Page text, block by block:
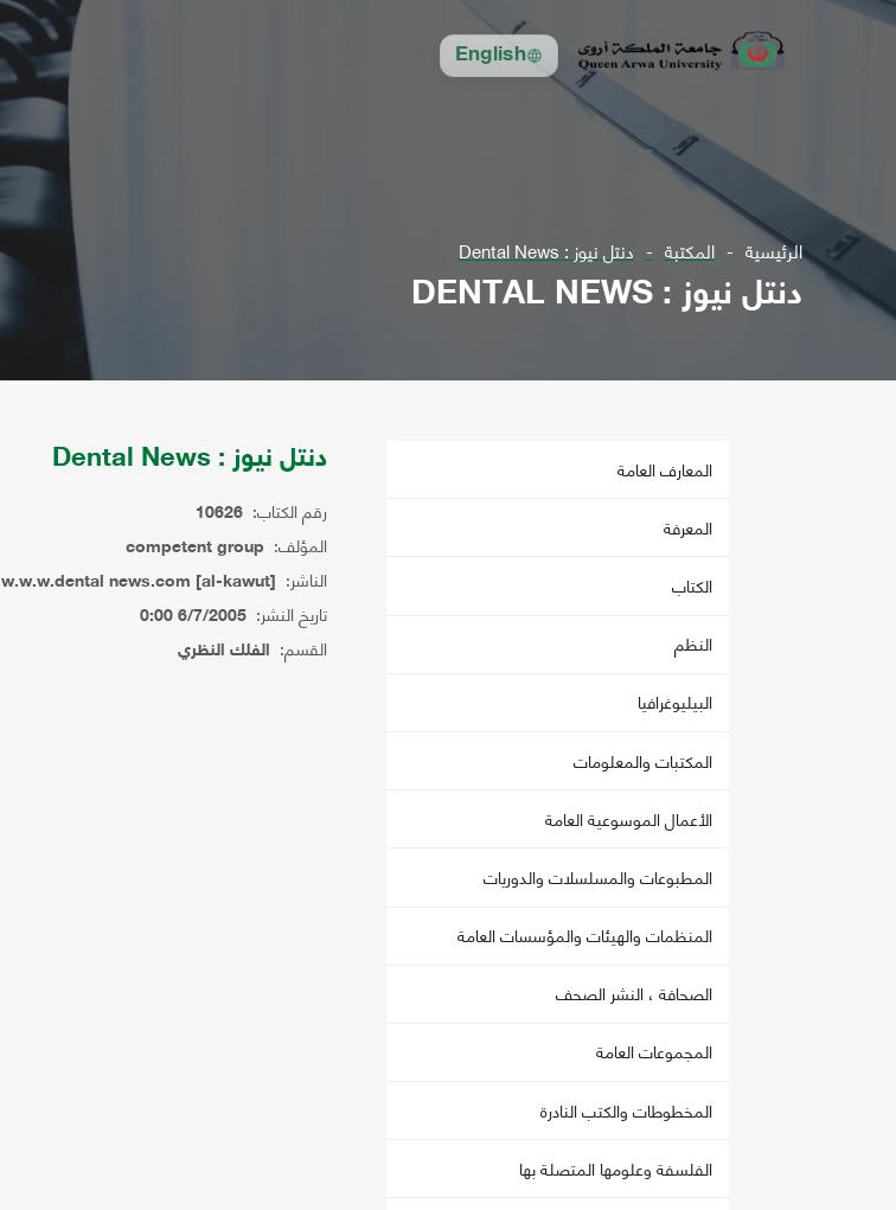
English
الرئيسية المكتبة دنتل نيوز : Dental News
دنتل نيوز : DENTAL NEWS
المعارف العامة
المعرفة
الكتاب
النظم
البيليوغرافيا
المكتبات والمعلومات
الأعمال الموسوعية العامة
المطبوعات والمسلسلات والدوريات
المنظمات والهيئات والمؤسسات العامة
الصحافة ، النشر الصحف
المجموعات العامة
المخطوطات والكتب النادرة
الفلسفة وعلومها المتصلة بها
دنتل نيوز : Dental News
رقم الكتاب: 10626
المؤلف: competent group
الناشر: w.w.w.dental news.com [al-kawut]
تاريخ النشر: 6/7/2005 0:00
القسم: الفلك النظري